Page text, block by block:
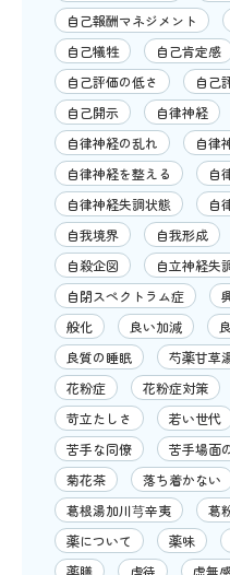
自己報酬マネジメント
自己犠牲
自己肯定感
自己評価の低さ
自己
自己開示
自律神経
自律神経の乱れ
自律
自律神経を整える
自
自律神経失調状態
自
自我境界
自我形成
自殺企図
自立神経失
自閉スペクトラム症
般化
良い加減
良質の睡眠
芍薬甘草
花粉症
花粉症対策
苛立たしさ
若い世代
苦手な同僚
苦手場面
菊花茶
落ち着かない
葛根湯加川芎辛夷
葛
薬について
薬味
薬膳
虐待
虚無